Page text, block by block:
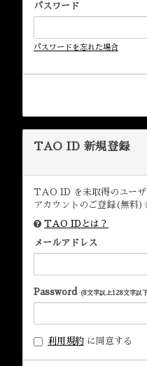
パスワード
パスワードを忘れた場合
TAO ID 新規登録
TAO ID を未取得のユーザ
アカウントのご登録(無料)
TAO IDとは？
メールアドレス
Password (8文字以上128文字以
利用規約 に同意する